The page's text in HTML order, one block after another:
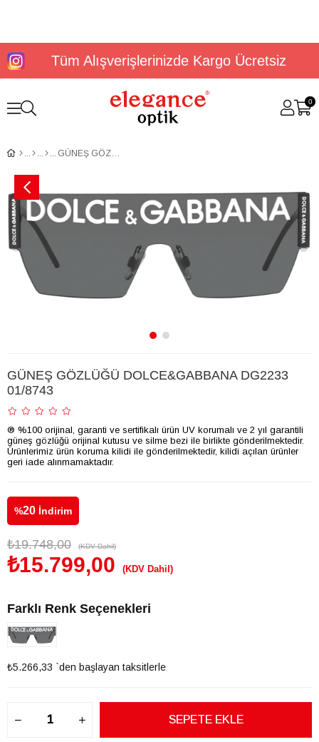
Tüm Alışverişlerinizde Kargo Ücretsiz
0
GÜNEŞ GÖZLÜĞÜ DOLCE&GABBANA DG2233 01/8743
GÜNEŞ GÖZLÜĞÜ DOLCE&GABBANA DG2233
01/8743
® %100 orijinal, garanti ve sertifikalı ürün UV korumalı ve 2 yıl garantili
güneş gözlüğü orijinal kutusu ve silme bezi ile birlikte gönderilmektedir.
Ürünlerimiz ürün koruma kilidi ile gönderilmektedir, kilidi açılan ürünler
geri iade alınmamaktadır.
%20 İndirim
₺19.748,00 (KDV Dahil)
₺15.799,00 (KDV Dahil)
Farklı Renk Seçenekleri
₺5.266,33 `den başlayan taksitlerle